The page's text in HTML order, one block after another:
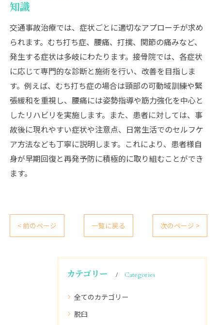
知識
交通事故治療では、症状ごとに適切なアプローチが求め
られます。むち打ち症、腰痛、打撲、関節の痛みなど、
発生する症状は多岐にわたります。接骨院では、各症状
に応じて専門的な診断と施術を行い、改善を目指しま
す。例えば、むち打ち症の場合は頸部の可動域訓練や緊
張緩和を重視し、腰痛には姿勢指導や筋力強化を中心と
したリハビリを実施します。また、患者に対しては、事
故後に現れやすい症状や注意点、日常生活でのセルフケ
ア方法なども丁寧に説明します。これにより、患者様自
身が早期回復と再発予防に積極的に取り組むことができ
ます。
< 前のページ 一覧に戻る 次のページ >
カテゴリー Categories
全てのカテゴリー
脱臼